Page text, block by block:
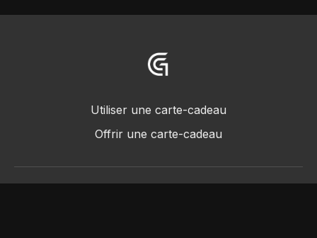
Utiliser une carte-cadeau
Offrir une carte-cadeau